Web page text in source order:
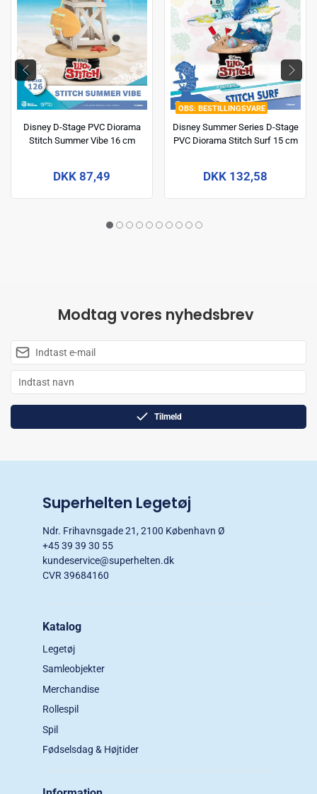
Disney D-Stage PVC Diorama
Stitch Summer Vibe 16 cm
DKK 87,49
BESTILLINGSVARE
Disney Summer Series D-Stage
PVC Diorama Stitch Surf 15 cm
DKK 132,58
Modtag vores nyhedsbrev
Tilmeld
Superhelten Legetøj
Ndr. Frihavnsgade 21, 2100 København Ø
+45 39 39 30 55
kundeservice@superhelten.dk
CVR 39684160
Katalog
Legetøj
Samleobjekter
Merchandise
Rollespil
Spil
Fødselsdag & Højtider